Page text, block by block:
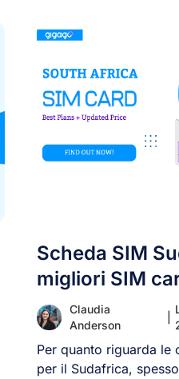
Scheda SIM
migliori SIM
Claudia
Anderson
Per quanto riguarda le
per il Sudafrica,